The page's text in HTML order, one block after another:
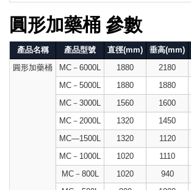
圓形加藥桶 參數
產品名稱 產品型號 直徑(mm) 垂高(mm)
圓形加藥桶
MC－6000L 1880 2180
MC－5000L
1880 1880
MC－3000L
1560 1600
MC－2000L
1320 1450
MC—1500L
1320 1120
MC－1000L
1020 1110
MC－800L
1020 940